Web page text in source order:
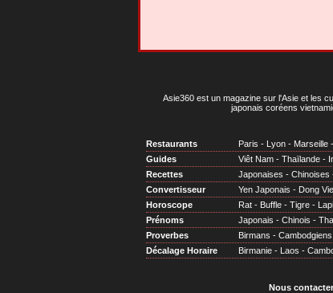
Asie360 est un magazine sur l'Asie et les
japonais coréens
Restaurants Paris - Lyon - Marseille -
Guides
Viêt Nam - Thaïlande -
Recettes
Japonaises - Chinoises
Convertisseur
Yen Japonais - Dong
Horoscope
Rat - Buffle - Tigre -
Prénoms
Japonais - Chinois -
Proverbes
Birmans - Cambodgiens
Décalage Horaire
Birmanie - Laos -
Nous contacter